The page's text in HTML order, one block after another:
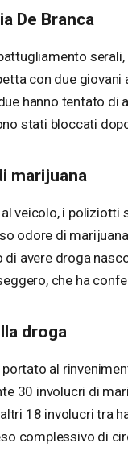
De Branca
serali,
con due giovani
hanno tentato di
stati bloccati
marijuana
veicolo, i poliziotti
odore di
avere droga
che ha
droga
al
30 involucri di
18 involucri tra
complessivo di